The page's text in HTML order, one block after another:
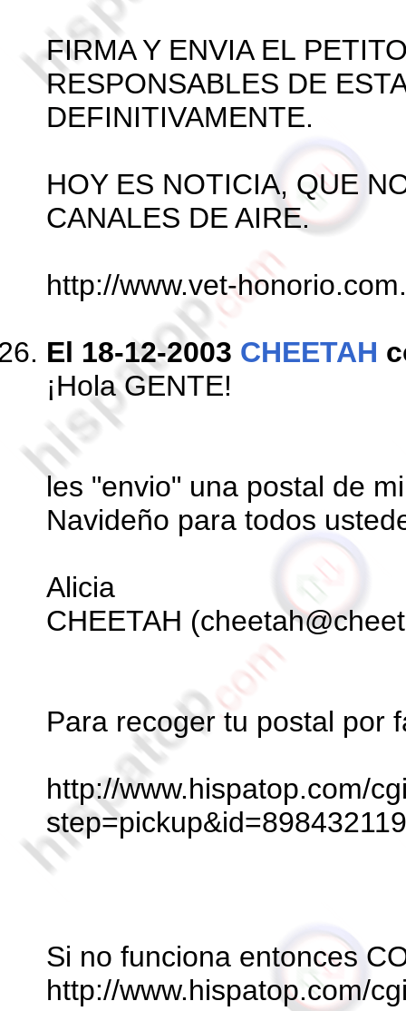
FIRMA Y ENVIA EL
RESPONSABLES DE
DEFINITIVAMENTE.
HOY ES NOTICIA, QUE
CANALES DE AIRE.
http://www.vet-
El 18-12-2003 CHEETAH
¡Hola GENTE!
les "envio" una postal de
Navideño para todos
Alicia
CHEETAH
Para recoger tu postal por
http://www.hispatop.com/
Si no funciona entonces
http://www.hispatop.com/